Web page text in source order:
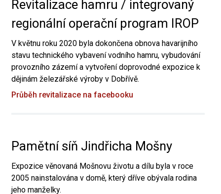
Revitalizace hamru / integrovaný
regionální operační program IROP
V květnu roku 2020 byla dokončena obnova havarijního
stavu technického vybavení vodního hamru, vybudování
provozního zázemí a vytvoření doprovodné expozice k
dějinám železářské výroby v Dobřívě.
Průběh revitalizace na facebooku
Pamětní síň Jindřicha Mošny
Expozice věnovaná Mošnovu životu a dílu byla v roce
2005 nainstalována v domě, který dříve obývala rodina
jeho manželky.